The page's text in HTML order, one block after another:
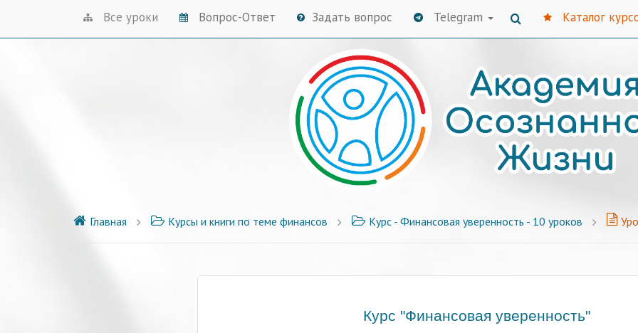
Все уроки Вопрос-Ответ Задать вопрос Telegram Каталог
Главная Курсы и книги по теме финансов Курс - Финансовая уверенность - 10 уроков
Курс "Финансовая уверенность"